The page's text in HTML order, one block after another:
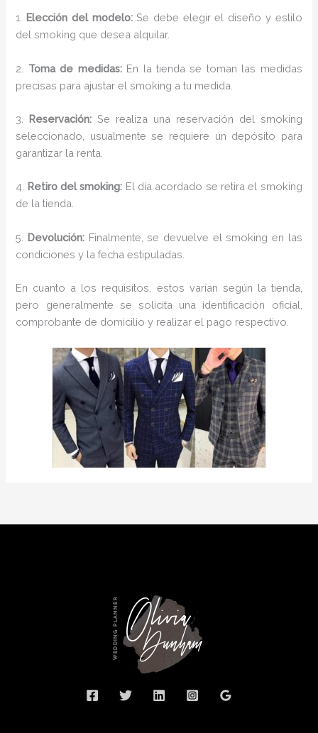
1. Elección del modelo:Se debe elegir el diseño y estilo
del smoking que desea alquilar.
2. Toma de medidas:En la tienda se toman las medidas
precisas para ajustar el smoking a tu medida.
3. Reservación: Se realiza una reservación del smoking
seleccionado, usualmente se requiere un depósito para
garantizar la renta.
4. Retiro del smoking: El día acordado se retira el smoking
de la tienda.
5. Devolución: Finalmente, se devuelve el smoking en las
condiciones y la fecha estipuladas.
En cuanto a los requisitos, estos varían según la tienda,
pero generalmente se solicita una identificación oficial,
comprobante de domicilio y realizar el pago respectivo.